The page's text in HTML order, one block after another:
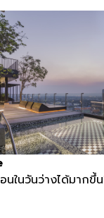
นในวันว่างได้มากขึ้